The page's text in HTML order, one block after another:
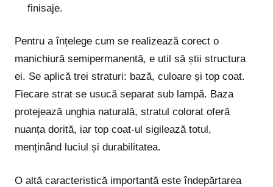
finisaje.
Pentru a înțelege cum se realizează corect o
manichiură semipermanentă, e util să știi structura
ei. Se aplică trei straturi: bază, culoare și top coat.
Fiecare strat se usucă separat sub lampă. Baza
protejează unghia naturală, stratul colorat oferă
nuanța dorită, iar top coat-ul sigilează totul,
menținând luciul și durabilitatea.
O altă caracteristică importantă este îndepărtarea